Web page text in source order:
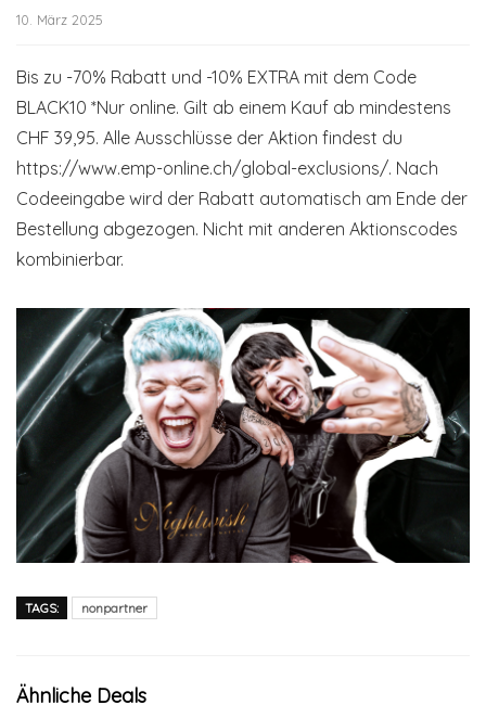
10. März 2025
Bis zu -70% Rabatt und -10% EXTRA mit dem Code
BLACK10 *Nur online. Gilt ab einem Kauf ab mindestens
CHF 39,95. Alle Ausschlüsse der Aktion findest du
https://www.emp-online.ch/global-exclusions/. Nach
Codeeingabe wird der Rabatt automatisch am Ende der
Bestellung abgezogen. Nicht mit anderen Aktionscodes
kombinierbar.
TAGS: nonpartner
Ähnliche Deals